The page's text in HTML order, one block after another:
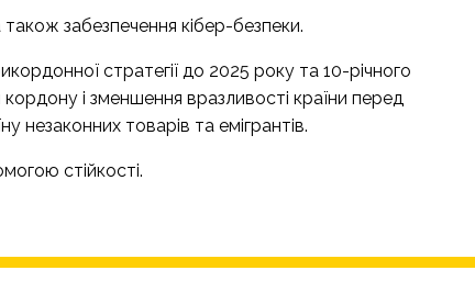
також забезпечення кібер-безпеки.
стратегії до 2025 року та 10-річного
і зменшення вразливості країни перед
незаконних товарів та емігрантів.
стійкості.